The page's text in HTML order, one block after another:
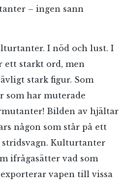
– ingen sann
I nöd och lust. I
ett starkt ord, men
stark figur. Som
som har muterade
Bilden av hjältar
någon som står på ett
stridsvagn. Kulturtanter
ifrågasätter vad som
vapen till vissa